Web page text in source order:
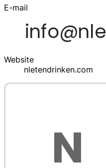
E-mail
Website
nletendrinken.com